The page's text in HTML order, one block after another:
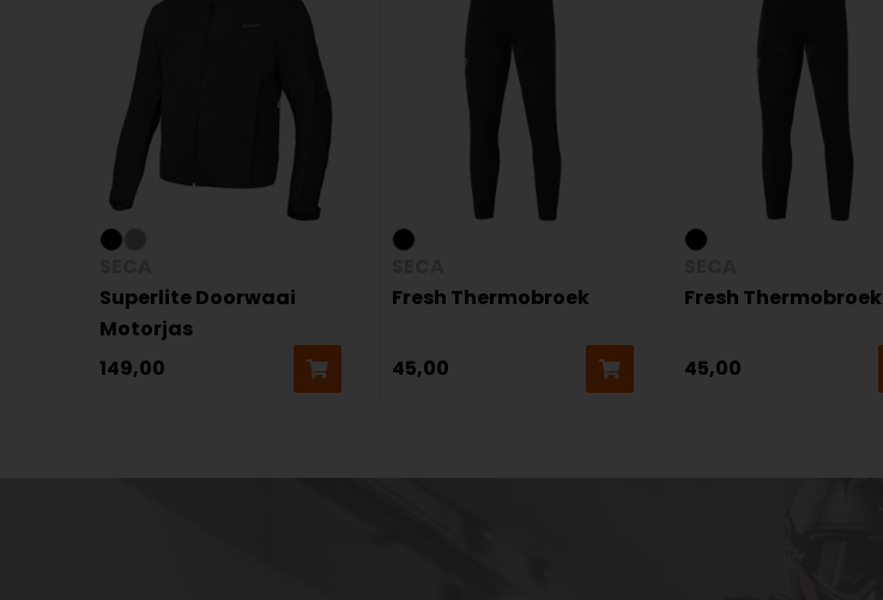
Superlite Doorwaai
Motorjas
149,00
Fresh Thermobroek
45,00
Fresh Thermobroek
45,00